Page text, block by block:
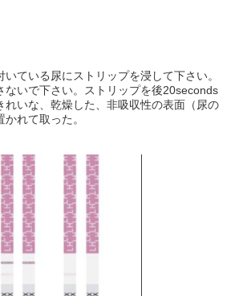
ている尿にストリップを浸して下さい。
ないで下さい。ストリップを後20seconds
れいな、乾燥した、非吸収性の表面（尿の
れて取った。